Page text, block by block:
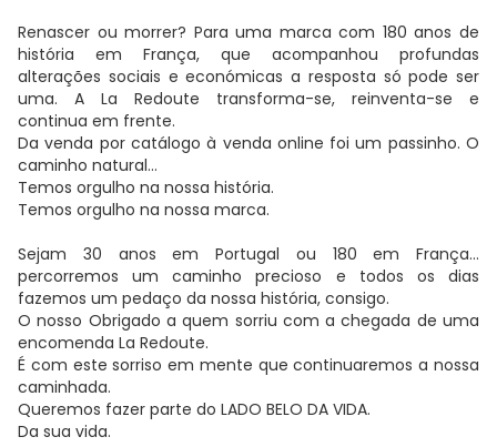
Renascer ou morrer? Para uma marca com 180 anos de
história em França, que acompanhou profundas
alterações sociais e económicas a resposta só pode ser
uma. A La Redoute transforma-se, reinventa-se e
continua em frente.
Da venda por catálogo à venda online foi um passinho. O
caminho natural…
Temos orgulho na nossa história.
Temos orgulho na nossa marca.
Sejam 30 anos em Portugal ou 180 em França…
percorremos um caminho precioso e todos os dias
fazemos um pedaço da nossa história, consigo.
O nosso Obrigado a quem sorriu com a chegada de uma
encomenda La Redoute.
É com este sorriso em mente que continuaremos a nossa
caminhada.
Queremos fazer parte do LADO BELO DA VIDA.
Da sua vida.